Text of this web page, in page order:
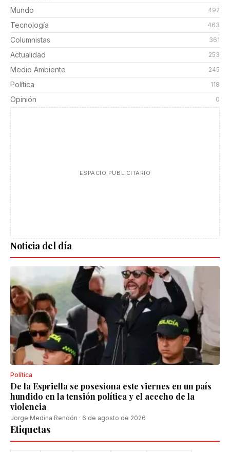
Mundo 492
Tecnología 463
Columnistas 361
Actualidad 253
Medio Ambiente 245
Política 118
Opinión 0
ESPACIO PUBLICITARIO
Noticia del día
Política
De la Espriella se posesiona este viernes en un país
hundido en la tensión política y el acecho de la
violencia
Jorge Medina Rendón · 6 de agosto de 2026
Etiquetas